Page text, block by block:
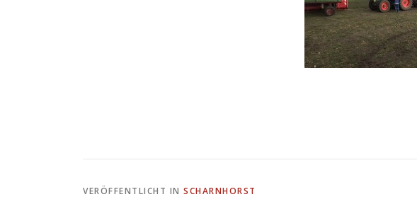
VERÖFFENTLICHT IN SCHARNHORST